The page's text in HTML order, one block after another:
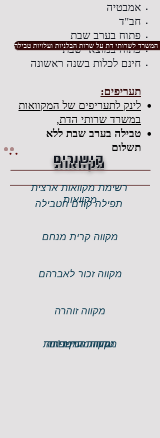
אמבטיה
חב"ד
פתוח בערב שבת
פתוח במוצאי שבת
חינם לכלות בשנה ראשונה
תעריפים:
לינק לתעריפים של המקוואות
במשרד שרותי הדת,
טבילה בערב שבת ללא
תשלום
המשרד לשרותי דת על שרות הבלניות ועלויות טבילה
מקוואות
מקוואות
מקווה קרית מנחם
מקווה זכור לאברהם
מקווה זוהרה
מקווה הרמב"ם
מקווה מעיין דורית
טהרת המשפחה
קישורים
רשימת מקוואות ארצית
תפילה קודם הטבילה